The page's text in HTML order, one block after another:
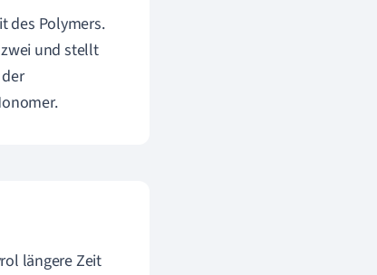
des Polymers.
und stellt
längere Zeit